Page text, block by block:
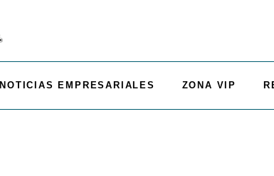
NOTICIAS EMPRESARIALES ZONA VIP